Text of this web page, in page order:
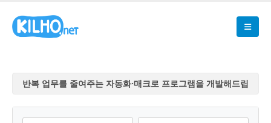
반복 업무를 줄여주는 자동화·매크로 프로그램을 개발해드립
반복 업무를 줄여주는 자동화·매크로 프로그램을 개발해드립